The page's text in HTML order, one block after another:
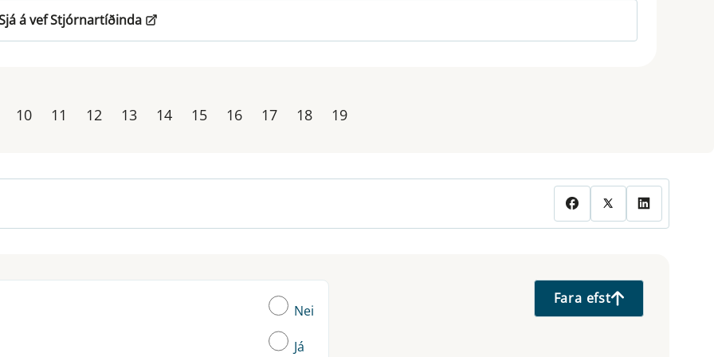
á vef Stjórnartíðinda
10 11 12 13 14 15 16 17 18 19
Nei
Já
Fara efst